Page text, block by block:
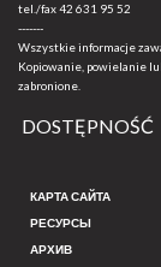
tel./fax42 631 95 52
-------
Wszystkie informacje
Kopiowanie, powielanie
zabronione.
DOSTĘPNOŚĆ
КАРТА САЙТА
РЕСУРСЫ
АРХИВ